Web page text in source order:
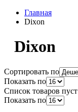
Главная
Dixon
Dixon
Сортировать по
Показать по
Список товаров пуст
Показать по